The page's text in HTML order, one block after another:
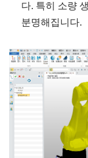
다. 특히 소량
분명해집니다.